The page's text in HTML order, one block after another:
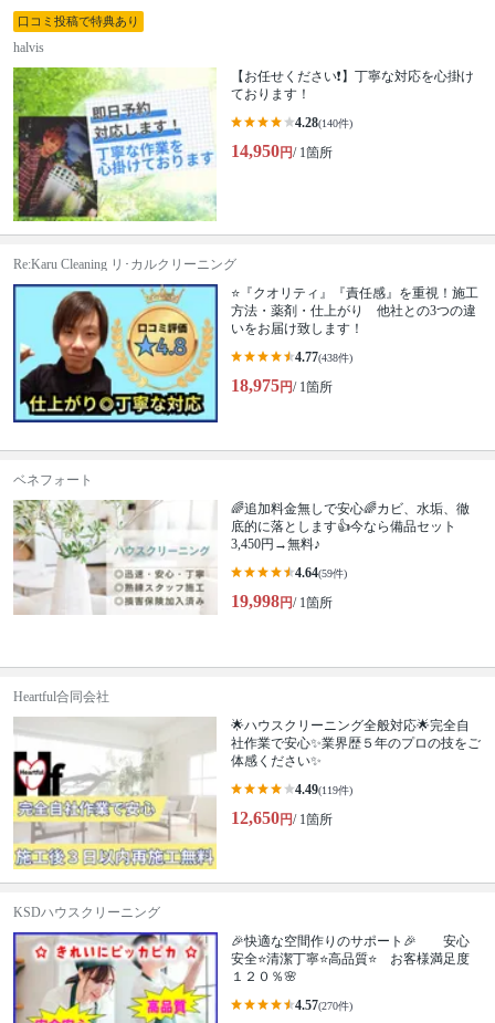
口コミ投稿で特典あり
halvis
【お任せください❗️】丁寧な対応を心掛け
ております！
4.28(140件)
14,950円/ 1箇所
Re:Karu Cleaning リ･カルクリーニング
⭐『クオリティ』『責任感』を重視！施工
方法・薬剤・仕上がり 他社との3つの違
いをお届け致します！
4.77(438件)
18,975円/ 1箇所
ベネフォート
🌈追加料金無しで安心🌈カビ、水垢、徹
底的に落とします👍今なら備品セット
3,450円→無料♪
4.64(59件)
19,998円/ 1箇所
Heartful合同会社
🌟ハウスクリーニング全般対応🌟完全自
社作業で安心✨業界歴５年のプロの技をご
体感ください✨
4.49(119件)
12,650円/ 1箇所
KSDハウスクリーニング
🎉快適な空間作りのサポート🎉 安心
安全⭐清潔丁寧⭐高品質⭐ お客様満足度
１２０％🌸
4.57(270件)